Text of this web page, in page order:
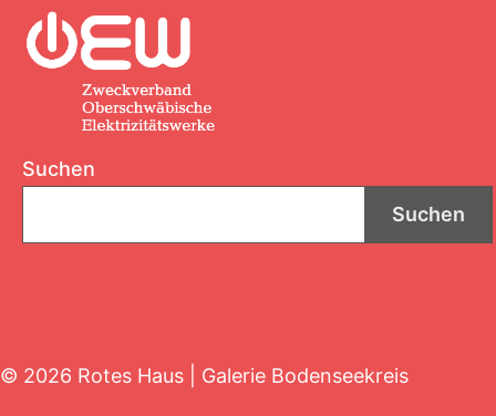
Suchen
Suchen
© 2026 Rotes Haus | Galerie Bodenseekreis